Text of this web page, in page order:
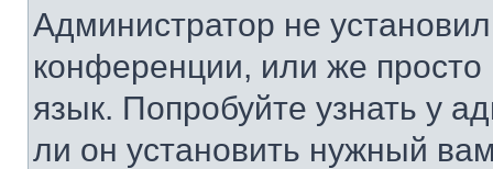
Администратор не
конференции, или же
язык. Попробуйте узнать у
ли он установить нужный